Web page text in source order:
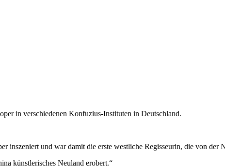
in verschiedenen Konfuzius-Instituten in Deutschland.
inszeniert und war damit die erste westliche Regisseurin, die von
künstlerisches Neuland erobert.“